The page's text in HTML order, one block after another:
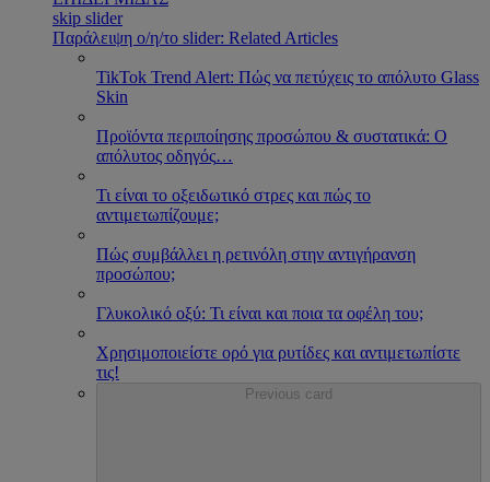
skip slider
Παράλειψη ο/η/το slider: Related Articles
TikTok Trend Alert: Πώς να πετύχεις το απόλυτο Glass
Skin
Προϊόντα περιποίησης προσώπου & συστατικά: Ο
απόλυτος οδηγός…
Τι είναι το οξειδωτικό στρες και πώς το
αντιμετωπίζουμε;
Πώς συμβάλλει η ρετινόλη στην αντιγήρανση
προσώπου;
Γλυκολικό οξύ: Τι είναι και ποια τα οφέλη του;
Χρησιμοποιείστε ορό για ρυτίδες και αντιμετωπίστε
τις!
Previous card